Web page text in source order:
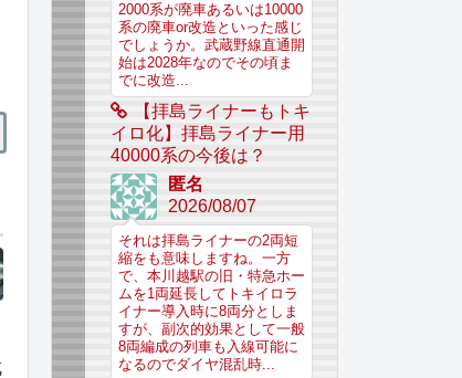
2000系が廃車あるいは10000
系の廃車or改造といった感じ
でしょうか。武蔵野線直通開
始は2028年なのでその頃ま
でに改造...
【拝島ライナーもトキ
イロ化】拝島ライナー用
40000系の今後は？
匿名
2026/08/07
それは拝島ライナーの2両短
縮をも意味しますね。一方
で、本川越駅の旧・特急ホー
ムを1両延長してトキイロラ
イナー導入時に8両分としま
すが、副次的効果として一般
8両編成の列車も入線可能に
なるのでダイヤ混乱時...